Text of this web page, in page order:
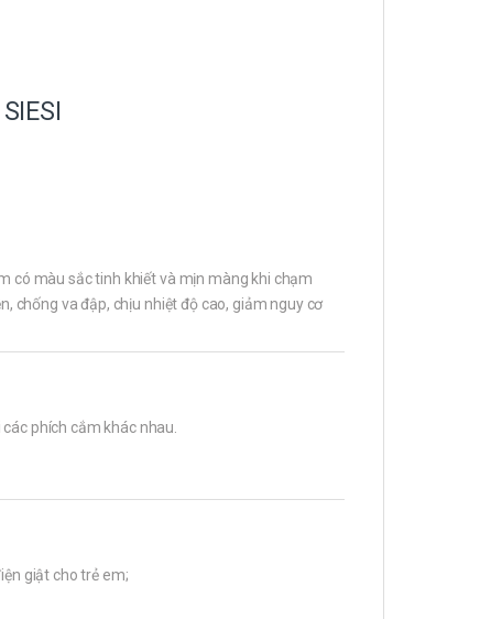
có màu sắc tinh khiết và mịn màng khi chạm
chống va đập, chịu nhiệt độ cao, giảm nguy cơ
phích cắm khác nhau.
giật cho trẻ em;